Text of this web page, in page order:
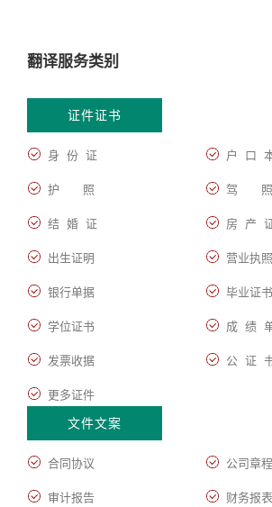
翻译服务类别
证件证书
身 份 证 户 口
护 照 驾 照
结 婚 证 房 产
出生证明 营业执照
银行单据 毕业证书
学位证书 成 绩
发票收据 公 证
更多证件
文件文案
合同协议 公司章程
审计报告 财务报表